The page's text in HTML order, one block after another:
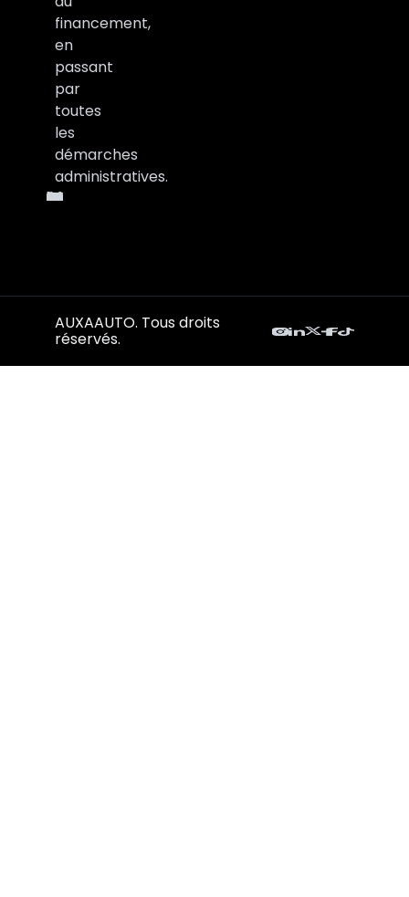
financement,
en
passant
par
toutes
les
démarches
administratives.
AUXAAUTO. Tous droits
réservés.